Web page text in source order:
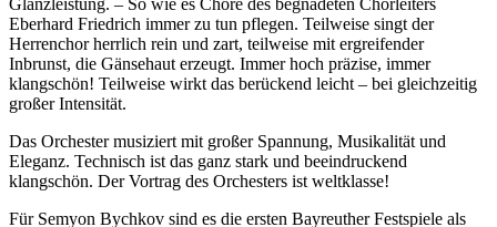
Eberhard Friedrich immer zu tun pflegen. Teilweise singt der
Herrenchor herrlich rein und zart, teilweise mit ergreifender
Inbrunst, die Gänsehaut erzeugt. Immer hoch präzise, immer
klangschön! Teilweise wirkt das berückend leicht – bei gleichzeitig
großer Intensität.
Das Orchester musiziert mit großer Spannung, Musikalität und
Eleganz. Technisch ist das ganz stark und beeindruckend
klangschön. Der Vortrag des Orchesters ist weltklasse!
Für Semyon Bychkov sind es die ersten Bayreuther Festspiele als